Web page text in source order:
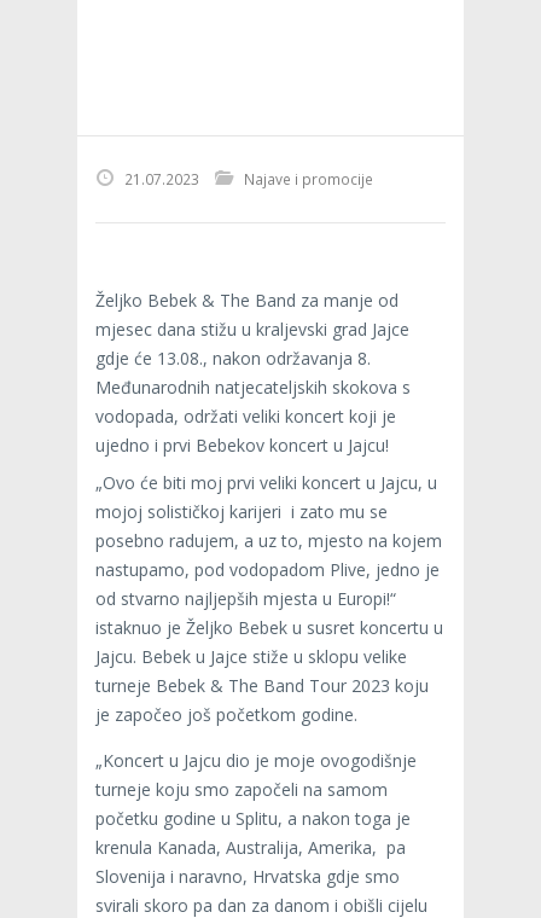
21.07.2023 Najave i promocije
Željko Bebek & The Band za manje od
mjesec dana stižu u kraljevski grad Jajce
gdje će 13.08., nakon održavanja 8.
Međunarodnih natjecateljskih skokova s
vodopada, održati veliki koncert koji je
ujedno i prvi Bebekov koncert u Jajcu!
„Ovo će biti moj prvi veliki koncert u Jajcu, u
mojoj solističkoj karijeri i zato mu se
posebno radujem, a uz to, mjesto na kojem
nastupamo, pod vodopadom Plive, jedno je
od stvarno najljepših mjesta u Europi!“
istaknuo je Željko Bebek u susret koncertu u
Jajcu. Bebek u Jajce stiže u sklopu velike
turneje Bebek & The Band Tour 2023 koju
je započeo još početkom godine.
„Koncert u Jajcu dio je moje ovogodišnje
turneje koju smo započeli na samom
početku godine u Splitu, a nakon toga je
krenula Kanada, Australija, Amerika, pa
Slovenija i naravno, Hrvatska gdje smo
svirali skoro pa dan za danom i obišli cijelu